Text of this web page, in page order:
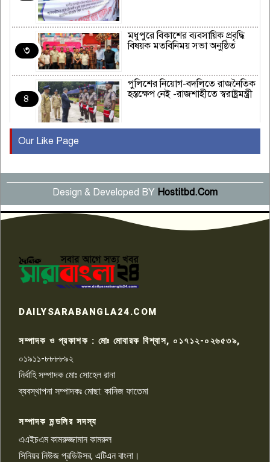
৩
মধুপুরে বিকাশের ব্যবসায়িক প্রবৃদ্ধি
বিষয়ক মতবিনিময় সভা অনুষ্ঠিত
৪
পুলিশের নিয়োগ-বদলিতে রাজনৈতিক
হস্তক্ষেপ নেই -রাজশাহীতে স্বরাষ্ট্রমন্ত্রী
৫
বছর পূর্তি উদযাপন
৬
সংবাদ সম্মেলনে অভিযোগ অস্বীকার
উদ্দেশ্য প্রণোদিত সংবাদ প্রকাশের
প্রতিবাদ নাজির হাসানের
৭
কেটে ঘরে ঢুকে স্কুল শিক্ষিকাকে হত্যা
টয়লেটের ট্যাংকি থেকে লাশ উদ্ধার
রাজশাহীতে সন্ত্রাসী হামলায় গুরুতর
৯
চাঁদাবাজি ও হয়রানির অভিযোগ
১০
Our Like Page
Design & Developed BY Hostitbd.Com
DAILYSARABANGLA24.COM
সম্পাদক ও প্রকাশক : মোঃ মোবারক বিশ্বাস, ০১৭১২-০২৬৫৩৯,
০১৯১১-৮৮৮৮৯২
নির্বাহি সম্পাদক মোঃ সোহেল রানা
ব্যবস্থাপনা সম্পাদকঃ মোছা: কানিজ ফাতেমা
সম্পাদক মন্ডলির সদস্য
এএইচএম কামরুজ্জামান কামরুল
সিনিয়র নিউজ প্রডিউসর, এটিএন বাংলা।